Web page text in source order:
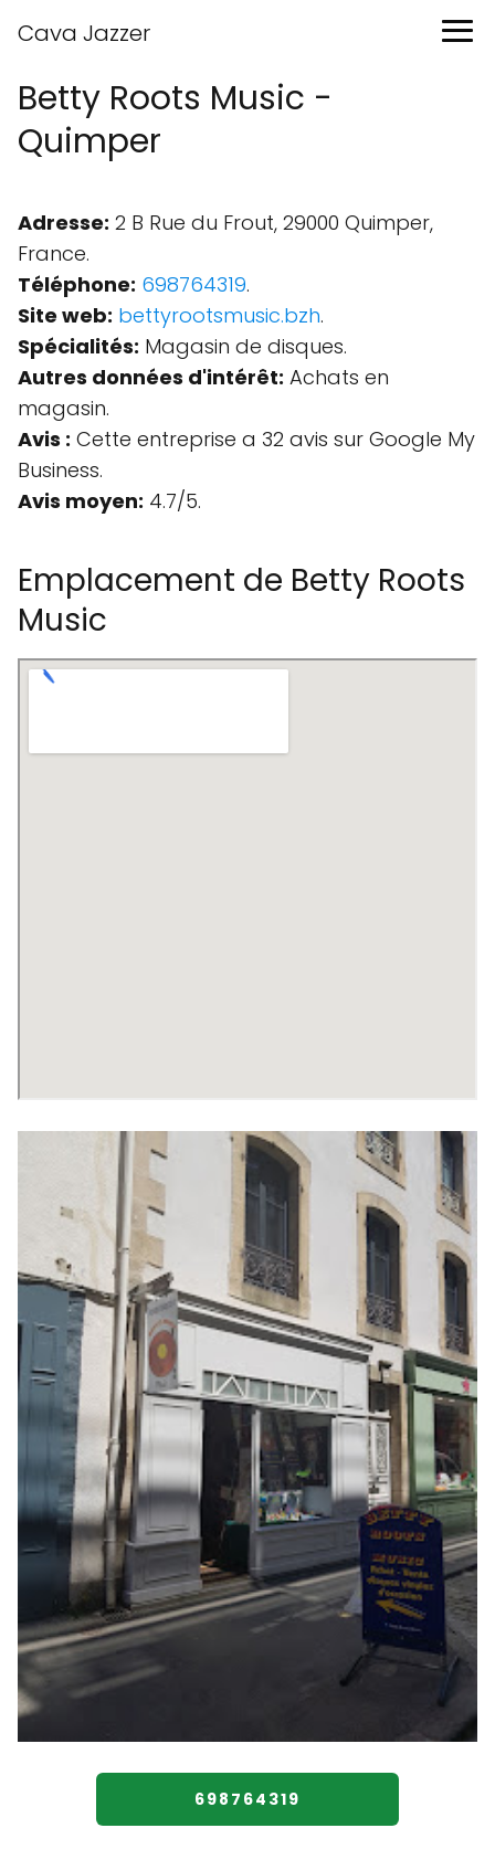
Cava Jazzer
Betty Roots Music -
Quimper
Adresse: 2 B Rue du Frout, 29000 Quimper,
France.
Téléphone: 698764319.
Site web: bettyrootsmusic.bzh.
Spécialités: Magasin de disques.
Autres données d'intérêt: Achats en
magasin.
Avis : Cette entreprise a 32 avis sur Google My
Business.
Avis moyen: 4.7/5.
Emplacement de Betty Roots
Music
698764319